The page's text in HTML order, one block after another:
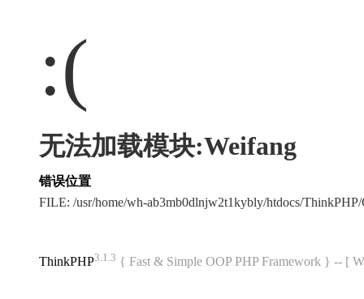
:(
无法加载模块:Weifang
错误位置
FILE: /usr/home/wh-ab3mb0dlnjw2t1kybly/htdocs/
ThinkPHP3.1.3 { Fast & Simple OOP PHP Framework } -- [